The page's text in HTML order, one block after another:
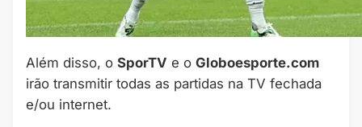
Além disso, o SporTV e o Globoesporte.com
irão transmitir todas as partidas na TV fechada
e/ou internet.